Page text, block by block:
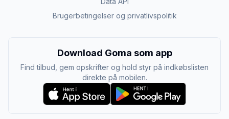
Brugerbetingelser og privatlivspolitik
Download Goma som app
Find tilbud, gem opskrifter og hold styr på indkøbslisten
direkte på mobilen.